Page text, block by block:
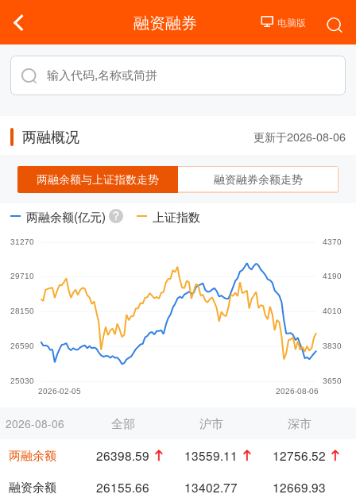
融资融券
两融概况 更新于2026-08-06
两融余额与上证指数走势 融资融券余额走势
两融余额(亿元) 上证指数
2026-08-06
两融余额
融资余额
全部 沪市
深市
26398.59
13559.11
12756.52
26155.66
13402.77
12669.93